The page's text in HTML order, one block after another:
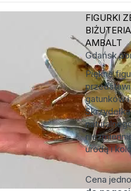
FIGURKI
BIŻUTERIA
AMBALT
Gdańsk
Piękne
gatunków
urodą i
Cena